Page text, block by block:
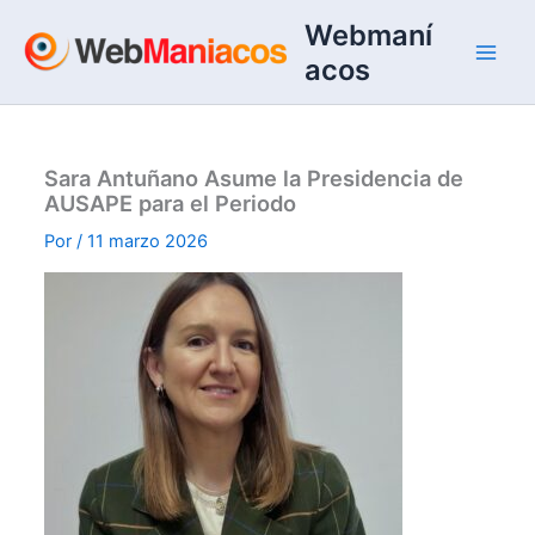
contenido
Webmaní
acos
Sara Antuñano Asume la Presidencia de
AUSAPE para el Periodo
Por/11 marzo 2026